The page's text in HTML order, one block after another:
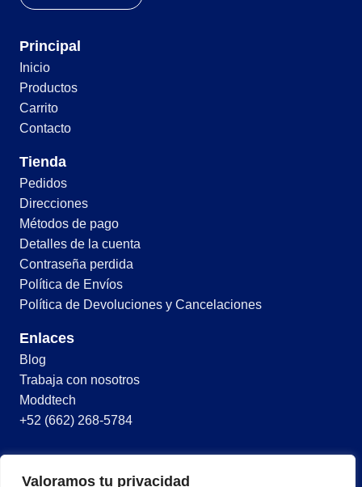
Valoramos tu privacidad
Principal
Inicio
Productos
Carrito
Contacto
Tienda
Pedidos
Direcciones
Métodos de pago
Detalles de la cuenta
Contraseña perdida
Política de Envíos
Política de Devoluciones y Cancelaciones
Enlaces
Blog
Trabaja con nosotros
Moddtech
+52 (662) 268-5784
© 2026 Todos los derechos reservados